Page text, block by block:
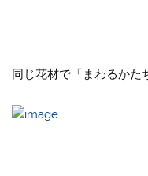
同じ花材で「まわるかた